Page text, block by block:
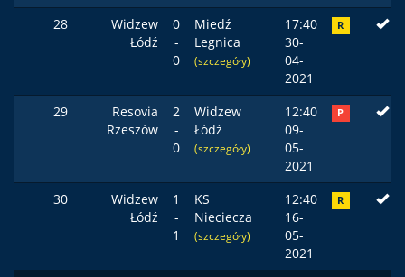
28
Widzew
Łódź
0
-
0
Miedź
Legnica
(szczegóły)
17:40
30-
04-
2021
R
29
Resovia
Rzeszów
2
-
0
Widzew
Łódź
(szczegóły)
12:40
09-
05-
2021
P
30
Widzew
Łódź
1
-
1
KS
Nieciecza
(szczegóły)
12:40
16-
05-
2021
R